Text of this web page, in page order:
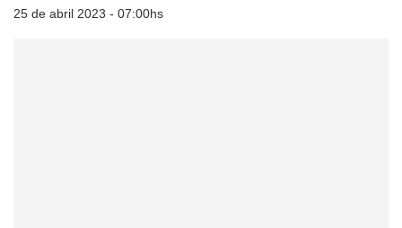
25 de abril 2023 - 07:00hs